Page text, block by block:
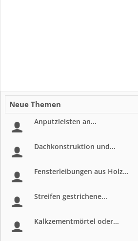
Neue Themen
Anputzleisten an...
Dachkonstruktion und...
Fensterleibungen aus Holz...
Streifen gestrichene...
Kalkzementmörtel oder...